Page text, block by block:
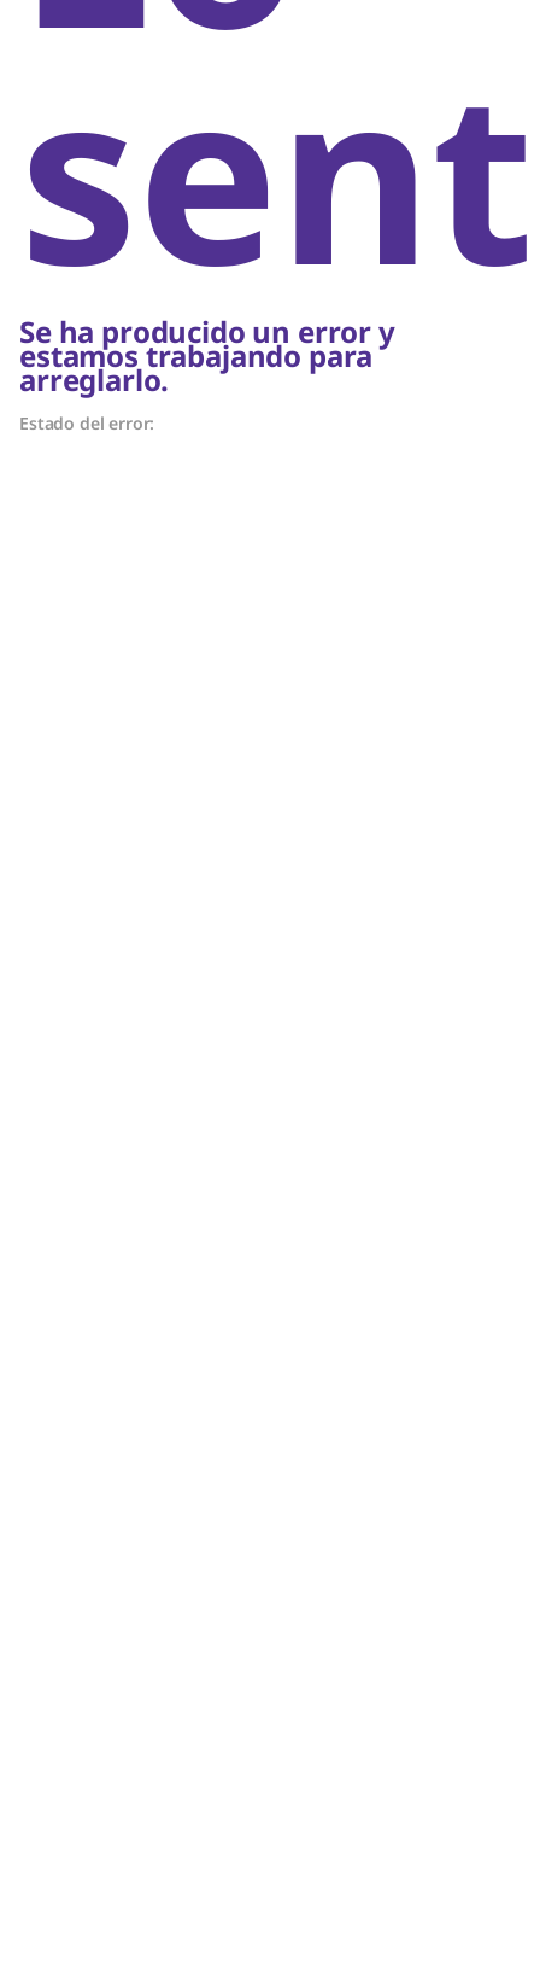
Se ha producido un error y
estamos trabajando para
arreglarlo.
Estado del error: